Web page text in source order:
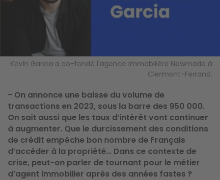
Kevin Garcia a co-fondé l'agence immobilière Newmade à
Clermont-Ferrand.
- On annonce une baisse du volume de
transactions en 2023, sous la barre des 950 000.
On sait aussi que les taux d’intérêt vont continuer
à augmenter. Que le durcissement des conditions
de crédit empêche bon nombre de Français
d’accéder à la propriété… Dans ce contexte de
crise, peut-on parler de tournant pour le métier
d’agent immobilier après des années fastes ?